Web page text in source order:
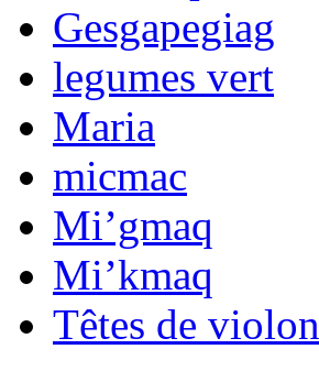
Gesgapegiag
legumes vert
Maria
micmac
Mi’gmaq
Mi’kmaq
Têtes de violon